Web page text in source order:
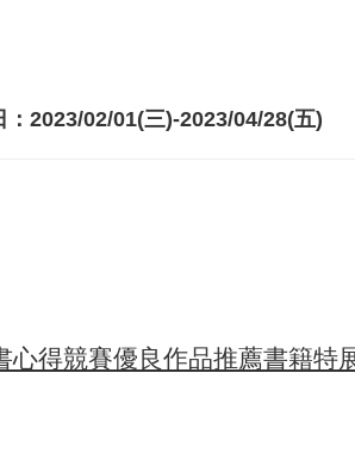
)-2023/04/28(五)
心得競賽優良作品推薦書籍特